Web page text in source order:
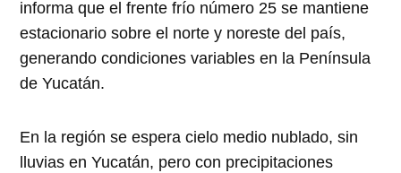
informa que el frente frío número 25 se mantiene
estacionario sobre el norte y noreste del país,
generando condiciones variables en la Península
de Yucatán.
En la región se espera cielo medio nublado, sin
lluvias en Yucatán, pero con precipitaciones